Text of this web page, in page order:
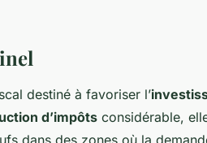
destiné à favoriser l’
d’impôts considérable,